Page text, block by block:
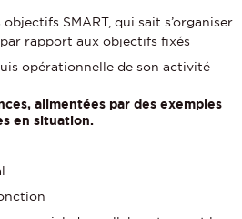
SMART, qui sait s’organiser
rapport aux objectifs fixés
opérationnelle de son activité
alimentées par des exemples
en situation.